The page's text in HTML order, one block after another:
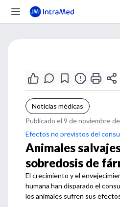
Noticias médicas
Publicado el 9 de noviembre
Efectos no previstos del
Animales
sobredosis de
El crecimiento y el
humana han disparado el
los animales sufren sus